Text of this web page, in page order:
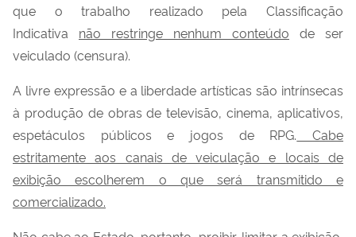
que o trabalho realizado pela Classificação
Indicativa não restringe nenhum conteúdo de ser
veiculado (censura).
A livre expressão e a liberdade artísticas são intrínsecas
à produção de obras de televisão, cinema, aplicativos,
espetáculos públicos e jogos de RPG.
Cabe
estritamente aos canais de veiculação e locais de
exibição escolherem o que será transmitido e
comercializado.